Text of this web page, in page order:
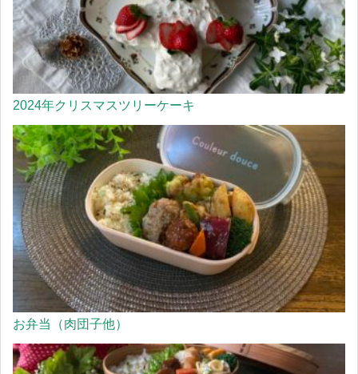
2024年クリスマスツリーケーキ
お弁当（肉団子他）